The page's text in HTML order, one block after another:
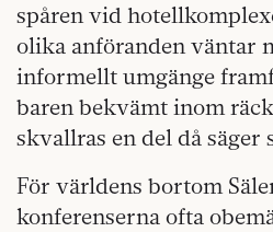
spåren vid
olika anföranden väntar
informellt umgänge
baren bekvämt inom
skvallras en del då säger
För världens bortom
konferenserna ofta